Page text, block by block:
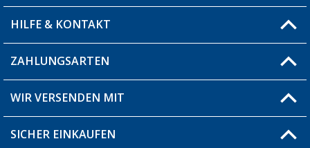
Blog
Produkttester
Über uns
HILFE & KONTAKT
Fragen & Antworten / FAQ
Versandinformationen
ZAHLUNGSARTEN
WIR VERSENDEN MIT
SICHER EINKAUFEN